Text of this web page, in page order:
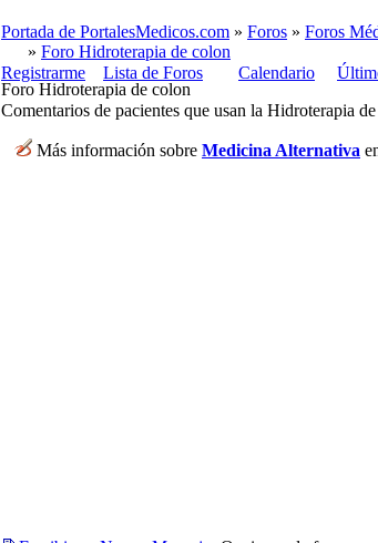
Portada de PortalesMedicos.com » Foros » Foros
» Foro Hidroterapia de colon
Registrarme
Lista de Foros Calendario
Foro Hidroterapia de colon
Comentarios de pacientes que usan la Hidroterapia
Más información sobre Medicina Alternativa